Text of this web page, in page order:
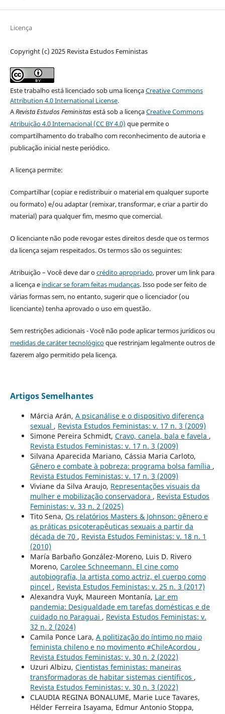
Licença
Copyright (c) 2025 Revista Estudos Feministas
Este trabalho está licenciado sob uma licençaCreative Commons
Attribution 4.0 International License.
ARevista Estudos Feministasestá sob a licençaCreative Commons
Atribuição 4.0 Internacional (CC BY 4.0) que permite o
compartilhamento do trabalho com reconhecimento de autoria e
publicação inicial neste periódico.
A licença permite:
Compartilhar (copiar e redistribuir o material em qualquer suporte
ou formato) e/ou adaptar (remixar, transformar, e criar a partir do
material) para qualquer fim, mesmo que comercial.
O licenciante não pode revogar estes direitos desde que os termos
da licença sejam respeitados. Os termos são os seguintes:
Atribuição – Você deve dar ocrédito apropriado, prover um link para
a licença e indicar se foram feitas mudanças. Isso pode ser feito de
várias formas sem, no entanto, sugerir que o licenciador (ou
licenciante) tenha aprovado o uso em questão.
Sem restrições adicionais - Você não pode aplicar termos jurídicos ou
medidas de caráter tecnológicoque restrinjam legalmente outros de
fazerem algo permitido pela licença.
Artigos Semelhantes
Márcia Arán, A psicanálise e o dispositivo diferença
sexual , Revista Estudos Feministas: v. 17 n. 3 (2009)
Simone Pereira Schmidt, Cravo, canela, bala e favela ,
Revista Estudos Feministas: v. 17 n. 3 (2009)
Silvana Aparecida Mariano, Cássia Maria Carloto,
Gênero e combate à pobreza: programa bolsa família ,
Revista Estudos Feministas: v. 17 n. 3 (2009)
Viviane da Silva Araujo, Representações visuais da
mulher e mobilização conservadora , Revista Estudos
Feministas: v. 33 n. 2 (2025)
Tito Sena, Os relatórios Masters & Johnson: gênero e
as práticas psicoterapêuticas sexuais a partir da
década de 70 , Revista Estudos Feministas: v. 18 n. 1
(2010)
María Barbaño González-Moreno, Luis D. Rivero
Moreno, Carolee Schneemann. El cine como
autobiografía, la artista como actriz, el cuerpo como
pincel , Revista Estudos Feministas: v. 25 n. 3 (2017)
Alexandra Vuyk, Maureen Montanía, Lar em
pandemia: Desigualdade em tarefas domésticas e de
cuidado no Paraguai , Revista Estudos Feministas: v.
32 n. 2 (2024)
Camila Ponce Lara, A politização do íntimo no maio
feminista chileno e no movimento #ChileAcordou ,
Revista Estudos Feministas: v. 30 n. 2 (2022)
Uzuri Albizu, Cientistas feministas: maneiras
transformadoras de habitar sistemas científicos ,
Revista Estudos Feministas: v. 30 n. 3 (2022)
CLAUDIA REGINA BONALUME, Marie Luce Tavares,
Hélder Ferreira Isayama, Edmur Antonio Stoppa,